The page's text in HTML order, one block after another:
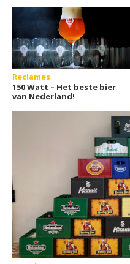
Reclames
150 Watt – Het beste bier
van Nederland!